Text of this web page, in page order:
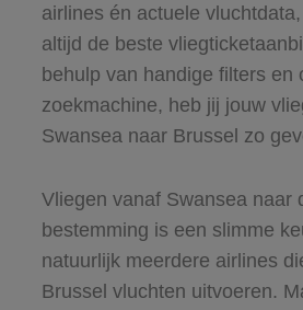
airlines én actuele
altijd de beste
behulp van handige filters en
zoekmachine, heb jij jouw
Swansea naar Brussel zo
Vliegen vanaf Swansea naar
bestemming is een slimme
natuurlijk meerdere airlines
Brussel vluchten uitvoeren.